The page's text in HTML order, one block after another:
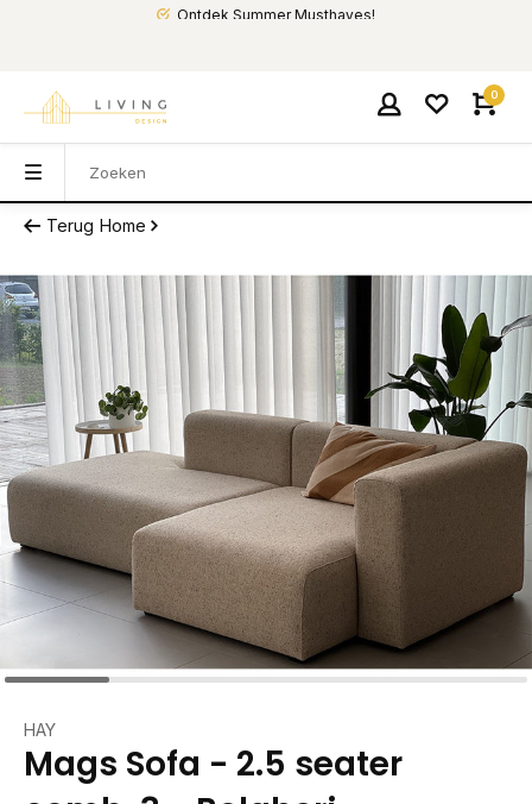
Ontdek Summer Musthaves!
0
Terug Home
HAY
Mags Sofa - 2.5 seater